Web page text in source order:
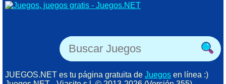
JUEGOS.NET es tu página gratuita de Juegos en línea :)